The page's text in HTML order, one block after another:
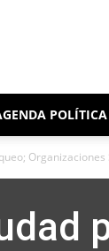
POLÍTICA
Organizaciones